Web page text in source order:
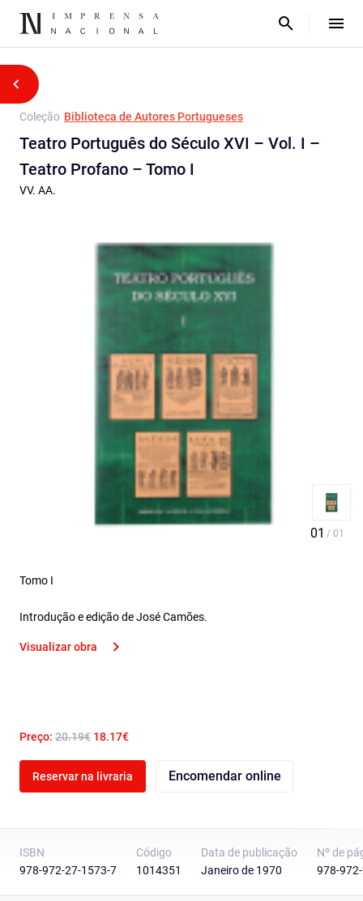
Coleção Biblioteca de Autores Portugueses
Teatro Português do Século XVI – Vol. I –
Teatro Profano – Tomo I
VV. AA.
Tomo I
Introdução e edição de José Camões.
Visualizar obra
Preço: 20.19€ 18.17€
Reservar na livraria Encomendar online
ISBN
978-972-27-1573-7
Código
1014351
Data de publicação
Janeiro de 1970
Nº de
978-